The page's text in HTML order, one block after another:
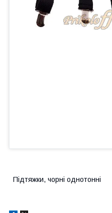
Підтяжки, чорні однотонні